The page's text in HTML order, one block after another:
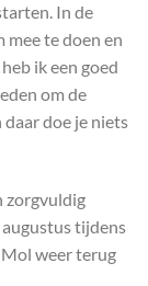
In de
mee te doen en
ik een goed
om de
daar doe je niets
zorgvuldig
tijdens
weer terug